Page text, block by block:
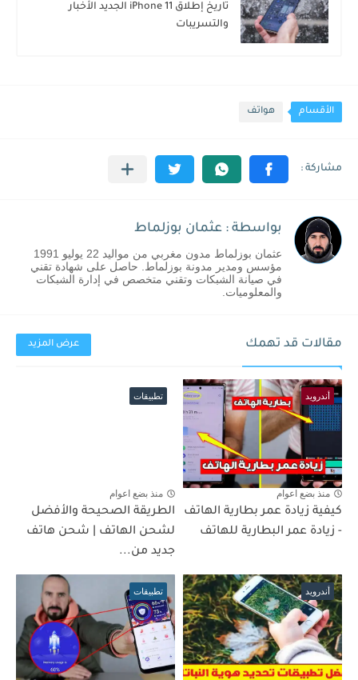
تاريخ إطلاق iPhone 11 الجديد الأخبار
والتسريبات
الأقسام هواتف
بواسطة : عثمان بوزلماط
عثمان بوزلماط مدون مغربي من مواليد 22 يوليو 1991
مؤسس ومدير مدونة بوزلماط. حاصل على شهادة تقني
في صيانة الشبكات وتقني متخصص في إدارة الشبكات
والمعلوميات.
مقالات قد تهمك عرض المزيد
أندرويد
منذ بضع اعوام
كيفية زيادة عمر بطارية الهاتف
- زيادة عمر البطارية للهاتف
تطبيقات
منذ بضع اعوام
الطريقة الصحيحة والأفضل
لشحن الهاتف | شحن هاتف
جديد من...
أندرويد تطبيقات